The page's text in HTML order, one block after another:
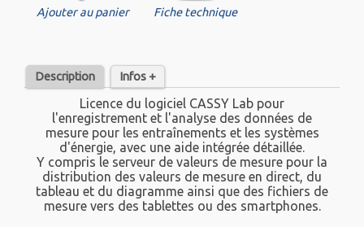
Ajouter au panier Fiche technique
Description Infos +
Licence du logiciel CASSY Lab pour
l'enregistrement et l'analyse des données de
mesure pour les entraînements et les systèmes
d'énergie, avec une aide intégrée détaillée.
Y compris le serveur de valeurs de mesure pour la
distribution des valeurs de mesure en direct, du
tableau et du diagramme ainsi que des fichiers de
mesure vers des tablettes ou des smartphones.